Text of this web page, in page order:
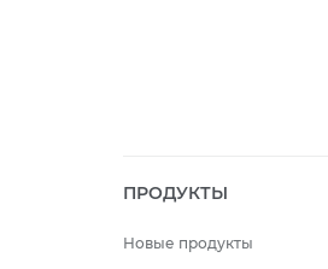
ПРОДУКТЫ
Новые продукты